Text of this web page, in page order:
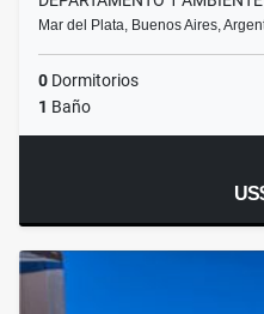
Mar del Plata, Buenos Aires,
0 Dormitorios
1 Baño